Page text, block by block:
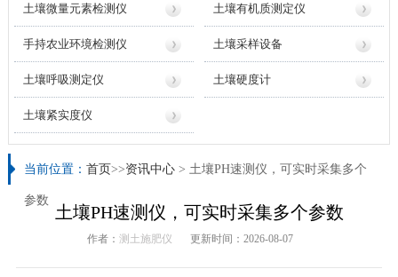
土壤微量元素检测仪 土壤有机质测定仪
手持农业环境检测仪 土壤采样设备
土壤呼吸测定仪 土壤硬度计
土壤紧实度仪
当前位置： 首页>>资讯中心> 土壤PH速测仪，可实时采集多个
参数
土壤PH速测仪，可实时采集多个参数
作者： 测土施肥仪 更新时间：2026-08-07